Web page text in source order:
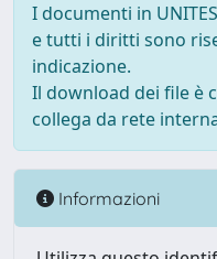
I documenti in
e tutti i diritti sono
indicazione.
Il download dei file è
collega da rete
Informazioni